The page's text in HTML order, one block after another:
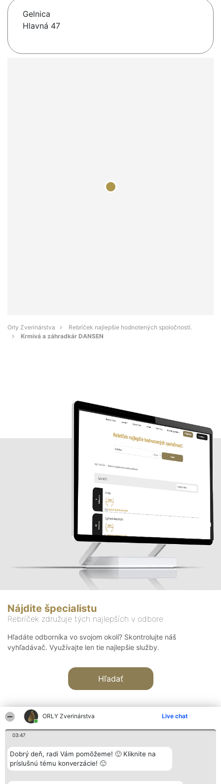
ORLY Zverinárstva Live chat
03:47
Dobrý deň, radi Vám pomôžeme! 🙂 Kliknite na
príslušnú tému konverzácie! 🙂
Gelnica
Hlavná 47
Orly Zverinárstva
Rebríček najlepšie hodnotených spoločností.
Krmivá a záhradkár DANSEN
Nájdite špecialistu
Rebríček združuje tých najlepších v odbore
Hľadáte odborníka vo svojom okolí? Skontrolujte náš
vyhľadávač. Využívajte len tie najlepšie služby.
Hľadať
Organizátor hodnotenia
Bright Side Solutions sp. z o.
o. sp. k.
Wrocław 50-079
Hodnotenie
Laureáti
Lista
Laureatów
Kontakt
Kontakt